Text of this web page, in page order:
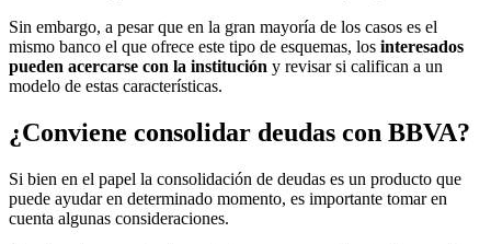
Sin embargo, a pesar que en la gran mayoría de los casos es el
mismo banco el que ofrece este tipo de esquemas, los interesados
pueden acercarse con la institución y revisar si califican a un
modelo de estas características.
¿Conviene consolidar deudas con BBVA?
Si bien en el papel la consolidación de deudas es un producto que
puede ayudar en determinado momento, es importante tomar en
cuenta algunas consideraciones.